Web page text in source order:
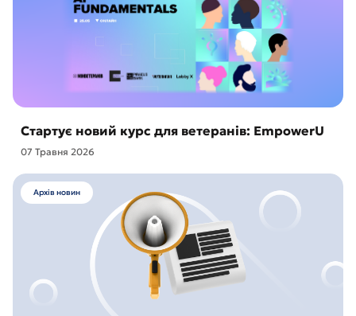
Стартує новий курс для ветеранів: EmpowerU
07 Травня 2026
Архів новин